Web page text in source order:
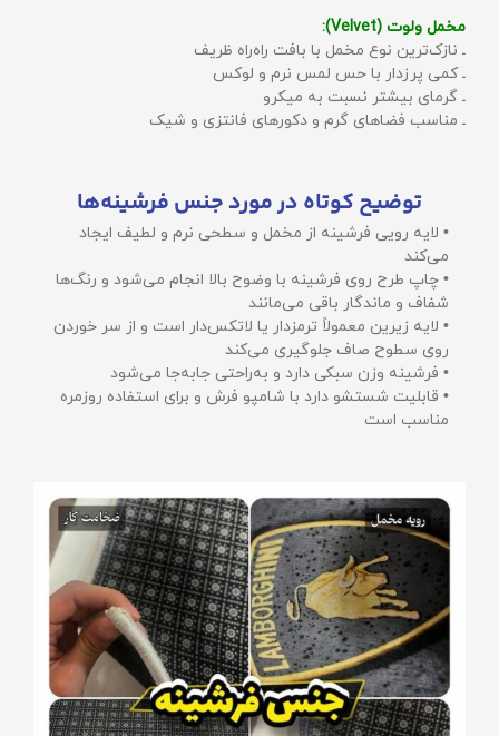
مخمل ولوت (Velvet):
ـ نازک‌ترین نوع مخمل با بافت راه‌راه ظریف
ـ کمی پرزدار با حس لمس نرم و لوکس
ـ گرمای بیشتر نسبت به میکرو
ـ مناسب فضاهای گرم و دکورهای فانتزی و شیک
توضیح کوتاه در مورد جنس فرشینه‌ها
• لایه رویی فرشینه از مخمل و سطحی نرم و لطیف ایجاد
می‌کند
• چاپ طرح روی فرشینه با وضوح بالا انجام می‌شود و رنگ‌ها
شفاف و ماندگار باقی می‌مانند
• لایه زیرین معمولاً ترمزدار یا لاتکس‌دار است و از سر خوردن
روی سطوح صاف جلوگیری می‌کند
• فرشینه وزن سبکی دارد و به‌راحتی جابه‌جا می‌شود
• قابلیت شستشو دارد با شامپو فرش و برای استفاده روزمره
مناسب است